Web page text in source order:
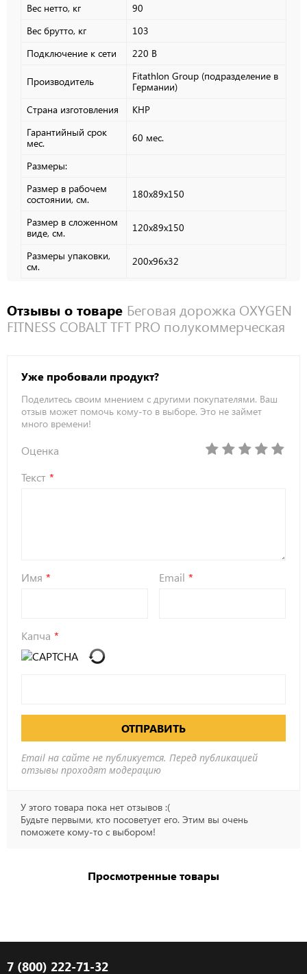
Вес нетто, кг
90
Вес брутто, кг
103
Подключение к сети
220 В
Производитель
Fitathlon Group (подразделение в
Германии)
Страна изготовления
КНР
Гарантийный срок
мес.
60 мес.
Размеры:
Размер в рабочем
состоянии, см.
180х89x150
Размер в сложенном
виде, см.
120х89x150
Размеры упаковки,
см.
200х96x32
Отзывы о товаре Беговая дорожка OXYGEN
FITNESS COBALT TFT PRO полукоммерческая
Уже пробовали продукт?
Поделитесь своим мнением с другими покупателями. Ваш
отзыв может помочь кому-то в выборе. Это не займет
много времени!
Оценка
Текст
Имя Email
Капча
ОТПРАВИТЬ
Email на сайте не публикуется. Перед публикацией
отзывы проходят модерацию
У этого товара пока нет отзывов :(
Будьте первыми, кто посоветует его. Этим вы очень
поможете кому-то с выбором!
Просмотренные товары
7 (800) 222-71-32